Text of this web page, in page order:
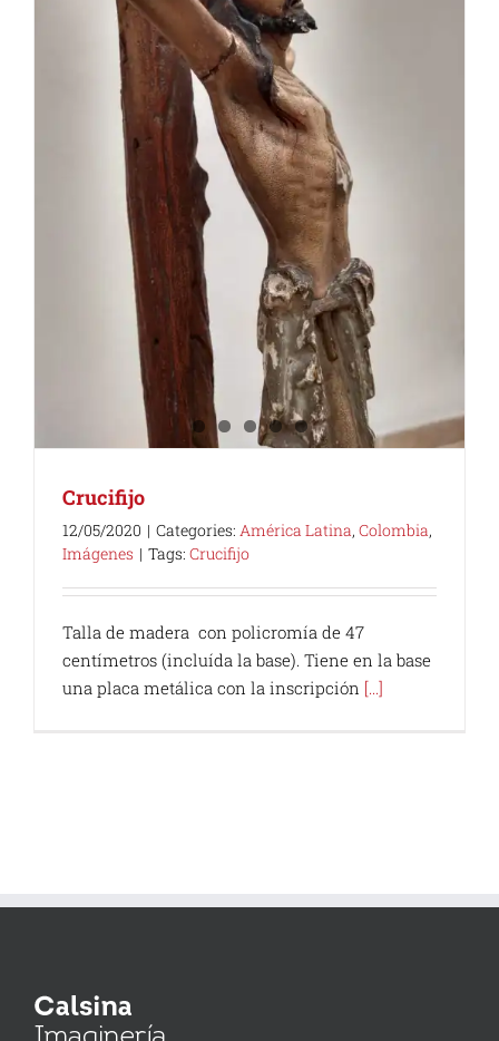
Crucifijo
12/05/2020 | Categories: América Latina, Colombia,
Imágenes | Tags: Crucifijo
Talla de madera con policromía de 47
centímetros (incluída la base). Tiene en la base
una placa metálica con la inscripción [...]